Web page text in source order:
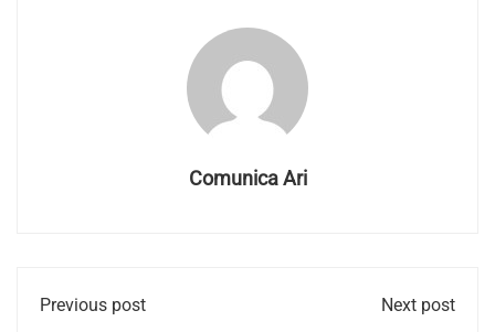
Comunica Ari
Previous post
Next post